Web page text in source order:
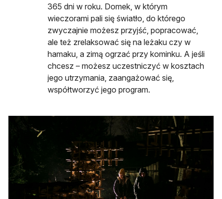
365 dni w roku. Domek, w którym
wieczorami pali się światło, do którego
zwyczajnie możesz przyjść, popracować,
ale też zrelaksować się na leżaku czy w
hamaku, a zimą ogrzać przy kominku. A jeśli
chcesz – możesz uczestniczyć w kosztach
jego utrzymania, zaangażować się,
współtworzyć jego program.